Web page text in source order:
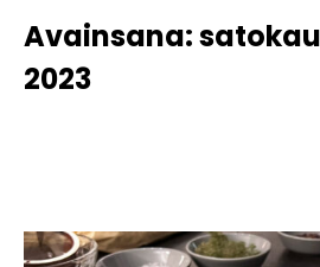
Avainsana:
2023